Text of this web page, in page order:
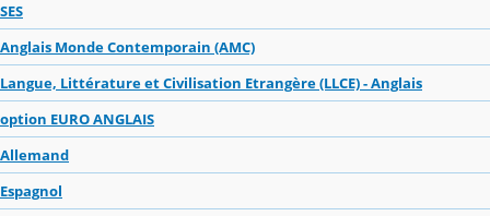
SES
Anglais Monde Contemporain (AMC)
Langue, Littérature et Civilisation Etrangère (LLCE) - Anglais
option EURO ANGLAIS
Allemand
Espagnol